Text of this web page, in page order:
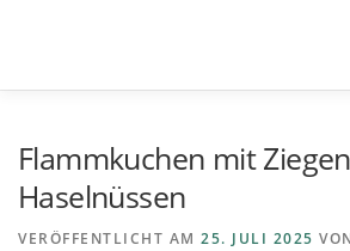
Flammkuchen mit
Haselnüssen
VERÖFFENTLICHT AM 25. JULI 2025